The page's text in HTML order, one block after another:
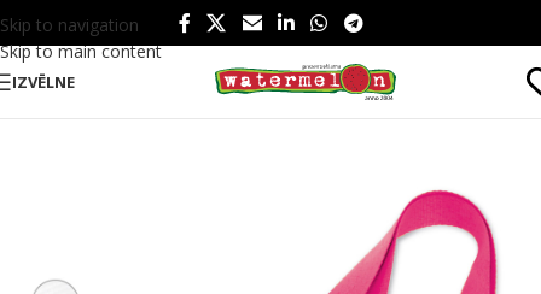
Skip to navigation
Skip to main content
IZVĒLNE
Sākums/ Birojam/ Kakla lentas